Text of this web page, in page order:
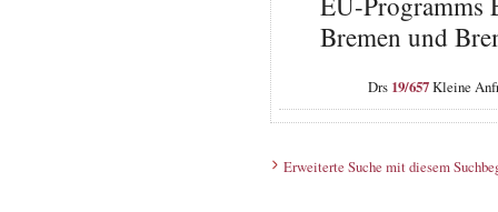
Bremen und
Drs 19/657Kleine
Erweiterte Suche mit diesem